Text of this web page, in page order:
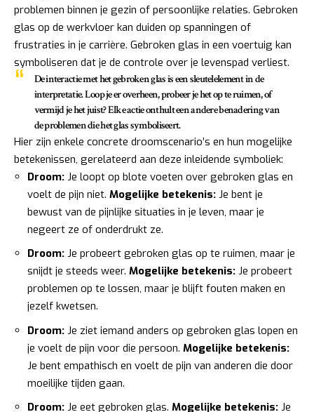
problemen binnen je gezin of persoonlijke relaties. Gebroken
glas op de werkvloer kan duiden op spanningen of
frustraties in je carrière. Gebroken glas in een voertuig kan
symboliseren dat je de controle over je levenspad verliest.
De interactie met het gebroken glas is een sleutelelement in de
interpretatie. Loop je er overheen, probeer je het op te ruimen, of
vermijd je het juist? Elke actie onthult een andere benadering van
de problemen die het glas symboliseert.
Hier zijn enkele concrete droomscenario’s en hun mogelijke
betekenissen, gerelateerd aan deze inleidende symboliek:
Droom: Je loopt op blote voeten over gebroken glas en
voelt de pijn niet. Mogelijke betekenis: Je bent je
bewust van de pijnlijke situaties in je leven, maar je
negeert ze of onderdrukt ze.
Droom: Je probeert gebroken glas op te ruimen, maar je
snijdt je steeds weer. Mogelijke betekenis: Je probeert
problemen op te lossen, maar je blijft fouten maken en
jezelf kwetsen.
Droom: Je ziet iemand anders op gebroken glas lopen en
je voelt de pijn voor die persoon. Mogelijke betekenis:
Je bent empathisch en voelt de pijn van anderen die door
moeilijke tijden gaan.
Droom: Je eet gebroken glas. Mogelijke betekenis: Je